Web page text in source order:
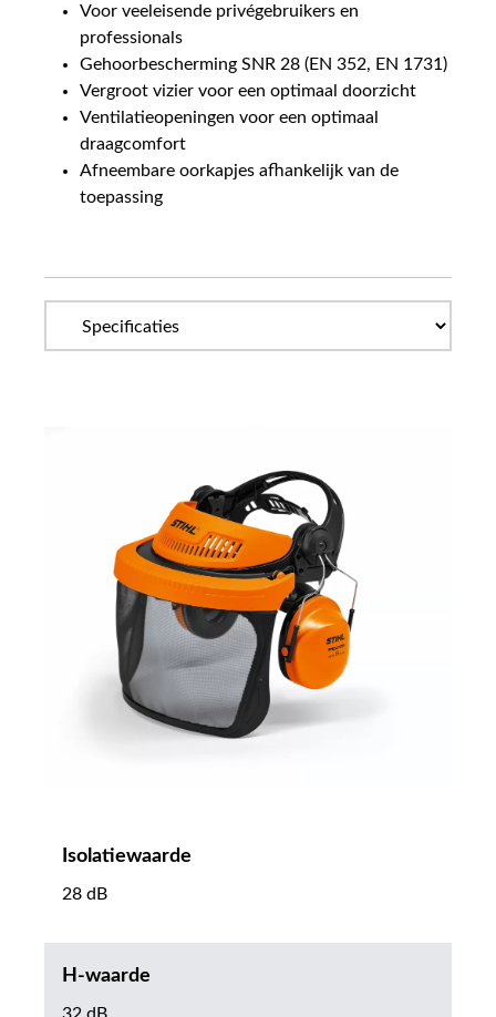
Voor veeleisende privégebruikers en
professionals
Gehoorbescherming SNR 28 (EN 352, EN 1731)
Vergroot vizier voor een optimaal doorzicht
Ventilatieopeningen voor een optimaal
draagcomfort
Afneembare oorkapjes afhankelijk van de
toepassing
Isolatiewaarde
28 dB
H-waarde
32 dB